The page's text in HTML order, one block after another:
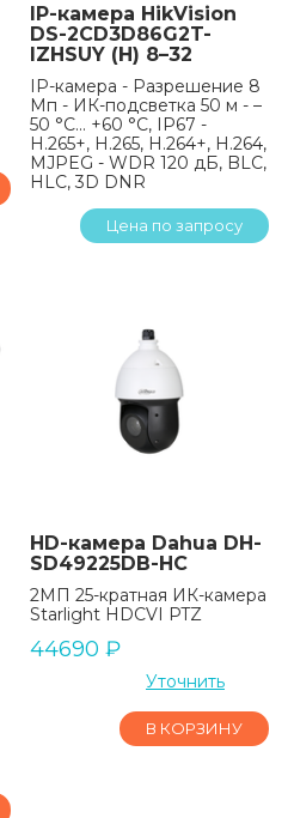
IP-камера HikVision
DS-2CD3D86G2T-
IZHSUY (H) 8–32
IP-камера - Разрешение 8
Мп - ИК-подсветка 50 м - –
50 °C... +60 °C, IP67 -
H.265+, H.265, H.264+, H.264,
MJPEG - WDR 120 дБ, BLC,
HLC, 3D DNR
Цена по запросу
HD-камера Dahua DH-
SD49225DB-HC
2МП 25-кратная ИК-камера
Starlight HDCVI PTZ
44690 ₽
Уточнить
В КОРЗИНУ